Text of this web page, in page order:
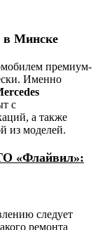
в Минске
премиум-
Именно
с
а также
из моделей.
«Флайвил»:
следует
ремонта